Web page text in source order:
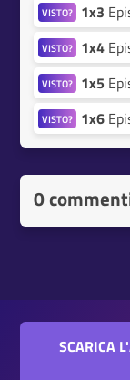
VISTO? 1x3
VISTO? 1x4
VISTO? 1x5
VISTO? 1x6
0
SCARICA